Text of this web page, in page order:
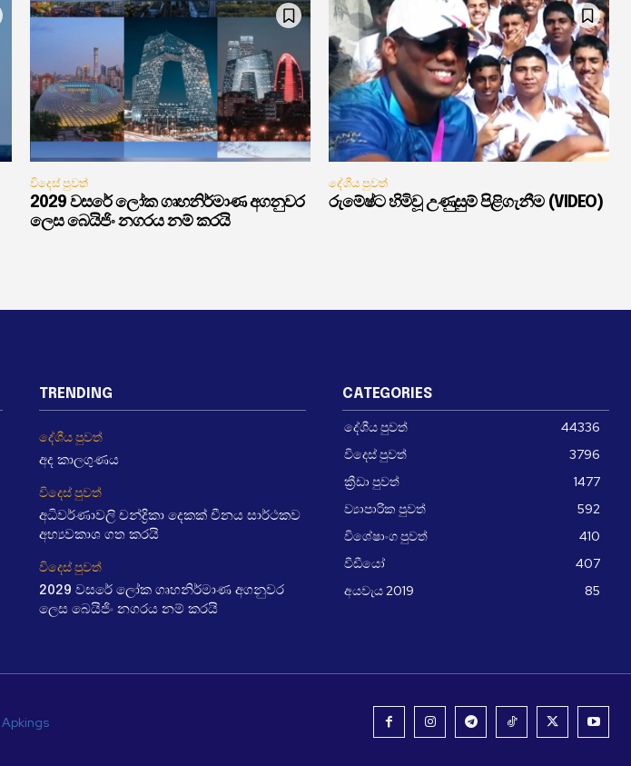
විදෙස් පුවත්
2029 වසරේ ලෝක ගෘහනිර්මාණ අගනුවර
ලෙස බෙයිජිං නගරය නම් කරයි
දේශීය පුවත්
රුමේෂ්ට හිමිවූ උණුසුම් පිළිගැනීම (VIDEO)
TRENDING
දේශීය පුවත්
අද කාලගුණය
විදෙස් පුවත්
අධිවර්ණාවලි චන්ද්‍රිකා දෙකක් චීනය සාර්ථකව
අභ්‍යවකාශ ගත කරයි
විදෙස් පුවත්
2029 වසරේ ලෝක ගෘහනිර්මාණ අගනුවර
ලෙස බෙයිජිං නගරය නම් කරයි
CATEGORIES
දේශීය පුවත්
44336
විදෙස් පුවත්
3796
ක්‍රීඩා පුවත්
1477
ව්‍යාපාරික පුවත්
592
විශේෂාංග පුවත්
410
වීඩීයෝ
407
අයවැය 2019
85
Apkings